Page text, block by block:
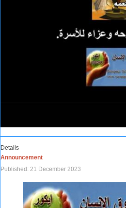
Details
Announcement
Published: 21 December 2023